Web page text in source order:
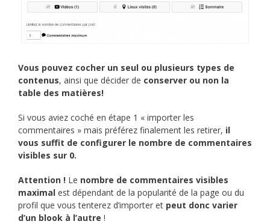
Vous pouvez cocher un seul ou plusieurs types de
contenus, ainsi que décider de conserver ou non la
table des matières!
Si vous aviez coché en étape 1 « importer les
commentaires » mais préférez finalement les retirer, il
vous suffit de configurer le nombre de commentaires
visibles sur 0.
Attention ! Le nombre de commentaires visibles
maximal est dépendant de la popularité de la page ou du
profil que vous tenterez d’importer et peut donc varier
d’un blook à l’autre !